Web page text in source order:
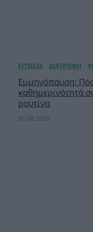
Εμμηνόπαυση:
καθημερινότητά
ρουτίνα
06.08.2026